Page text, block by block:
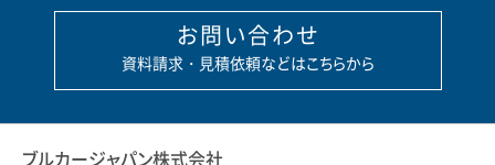
お問い合わせ
資料請求・見積依頼などはこちらから
ブルカージャパン株式会社